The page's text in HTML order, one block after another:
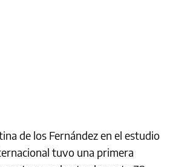
de los Fernández en el estudio
tuvo una primera